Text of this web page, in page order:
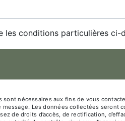
les conditions particulières ci-
nécessaires aux fins de vous
Les données collectées seront
de droits d’accès, de rectification,